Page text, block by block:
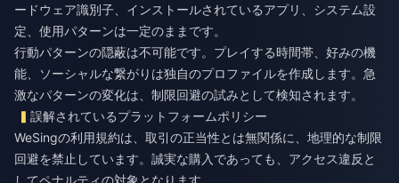
ードウェア識別子、インストールされているアプリ、システム設
定、使用パターンは一定のままです。
行動パターンの隠蔽は不可能です。プレイする時間帯、好みの機
能、ソーシャルな繋がりは独自のプロファイルを作成します。急
激なパターンの変化は、制限回避の試みとして検知されます。
誤解されているプラットフォームポリシー
WeSingの利用規約は、取引の正当性とは無関係に、地理的な制限
回避を禁止しています。誠実な購入であっても、アクセス違反と
してペナルティの対象となります。